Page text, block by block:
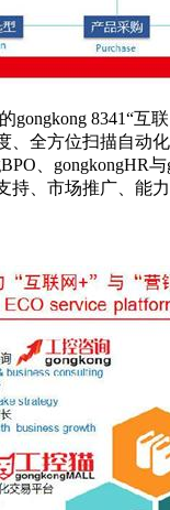
8341“互
全方位扫描自动
、
持、市场推广、能